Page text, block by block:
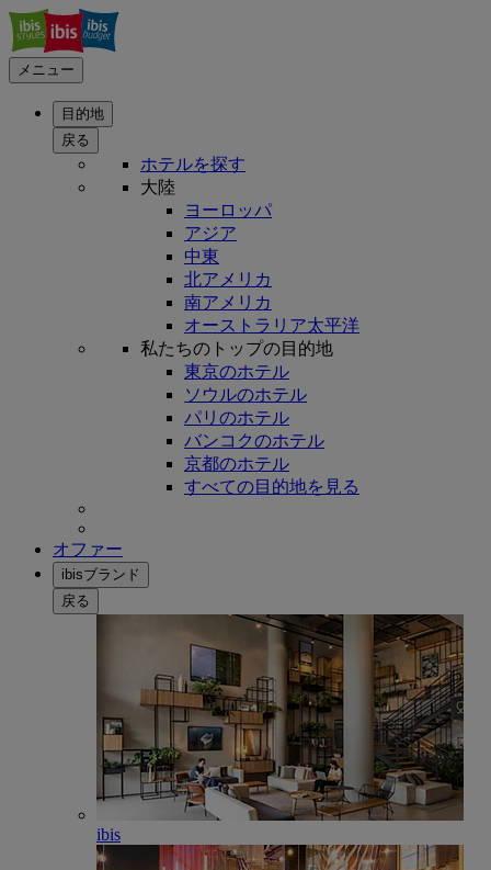
メニュー
目的地
戻る
ホテルを探す
大陸
ヨーロッパ
アジア
中東
北アメリカ
南アメリカ
オーストラリア太平洋
私たちのトップの目的地
東京のホテル
ソウルのホテル
パリのホテル
バンコクのホテル
京都のホテル
すべての目的地を見る
オファー
ibisブランド
戻る
ibis